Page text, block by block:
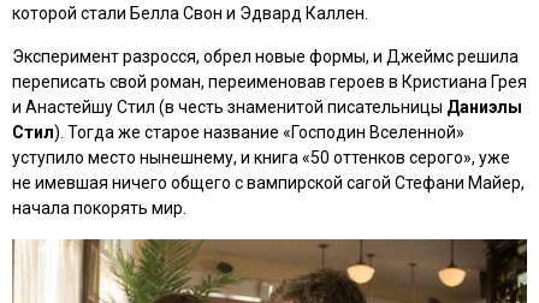
которой стали Белла Свон и Эдвард Каллен.
Эксперимент разросся, обрел новые формы, и Джеймс решила
переписать свой роман, переименовав героев в Кристиана Грея
и Анастейшу Стил (в честь знаменитой писательницы Даниэлы
Стил). Тогда же старое название «Господин Вселенной»
уступило место нынешнему, и книга «50 оттенков серого», уже
не имевшая ничего общего с вампирской сагой Стефани Майер,
начала покорять мир.